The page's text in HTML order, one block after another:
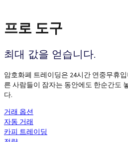
프로 도구
최대 값을 얻습니다.
암호화폐 트레이딩은 24시간 연중무휴
른 사람들이 잠자는 동안에도 한순간도
다.
거래 옵션
자동 거래
카피 트레이딩